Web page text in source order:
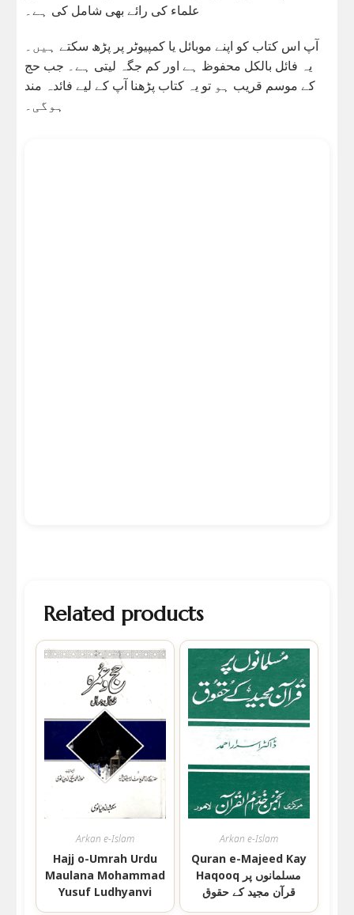
علماء کی رائے بھی شامل کی ہے۔
آپ اس کتاب کو اپنے موبائل یا کمپیوٹر پر پڑھ سکتے ہیں۔
یہ فائل بالکل محفوظ ہے اور کم جگہ لیتی ہے۔ جب حج
کے موسم قریب ہو تو یہ کتاب پڑھنا آپ کے لیے فائدہ مند
ہوگی۔
Related products
Arkan e-Islam
Hajj o-Umrah Urdu
Maulana Mohammad
Yusuf Ludhyanvi
Arkan e-Islam
Quran e-Majeed Kay
Haqooq مسلمانوں پر
قرآن مجید کے حقوق